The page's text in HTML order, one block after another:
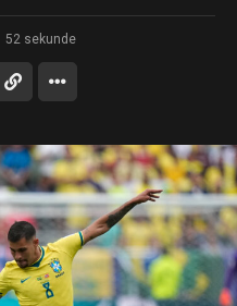
52 sekunde